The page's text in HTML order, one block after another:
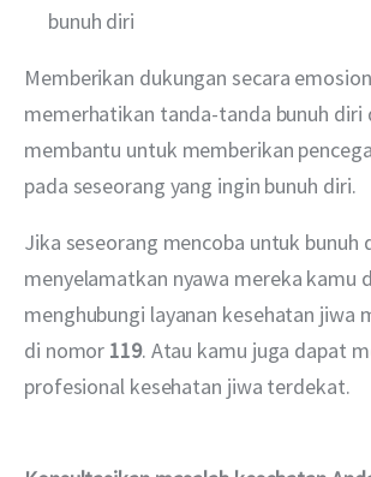
bunuh diri
Memberikan dukungan secara
memerhatikan tanda-tanda bunuh diri
membantu untuk memberikan
pada seseorang yang ingin bunuh diri.
Jika seseorang mencoba untuk bunuh
menyelamatkan nyawa mereka kamu
menghubungi layanan kesehatan jiwa
di nomor 119. Atau kamu juga dapat
profesional kesehatan jiwa terdekat.